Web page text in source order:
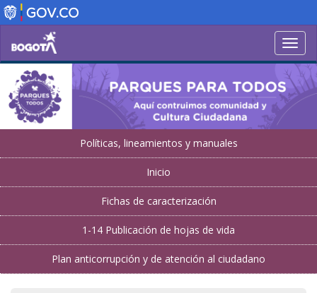
Pasar
al
contenido
principal
Políticas, lineamientos y manuales
Inicio
Fichas de caracterización
1-14 Publicación de hojas de vida
Plan anticorrupción y de atención al ciudadano